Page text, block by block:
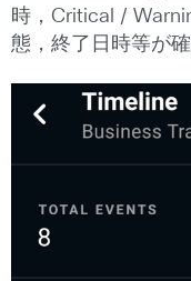
時，Critical /
態，終了日時等が確